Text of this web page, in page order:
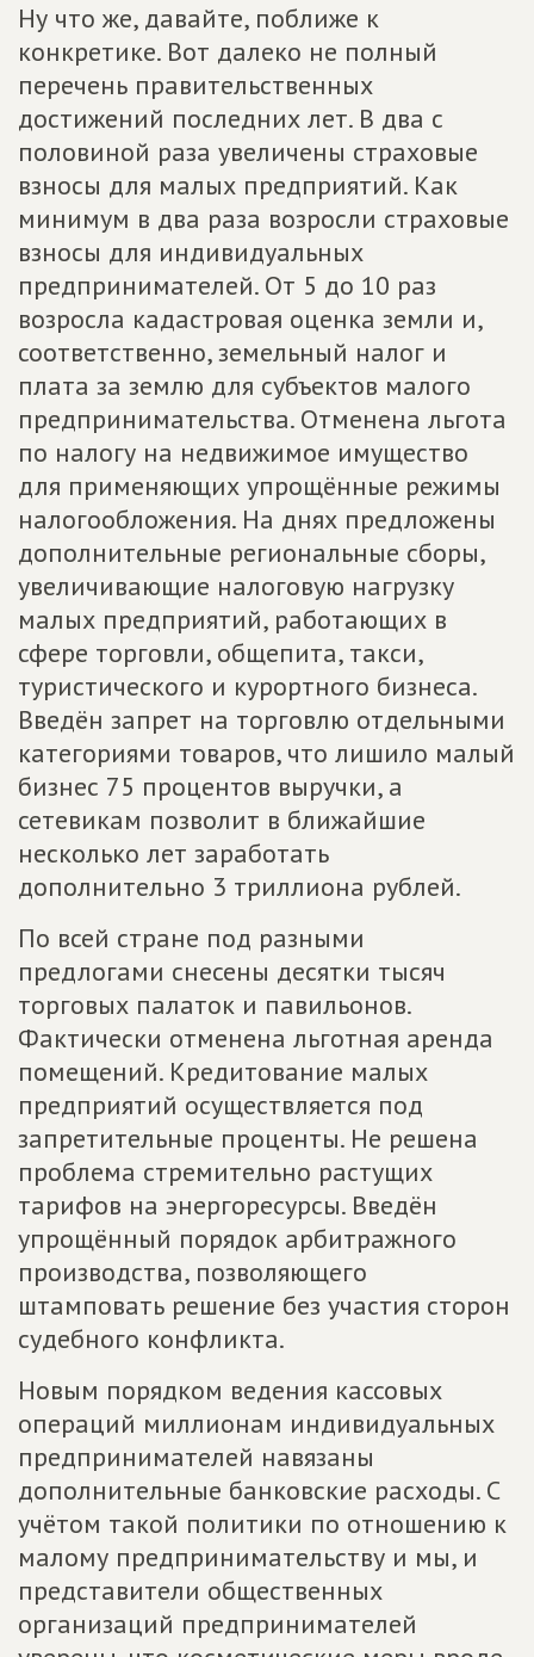
Ну что же, давайте, поближе к
конкретике. Вот далеко не полный
перечень правительственных
достижений последних лет. В два с
половиной раза увеличены страховые
взносы для малых предприятий. Как
минимум в два раза возросли страховые
взносы для индивидуальных
предпринимателей. От 5 до 10 раз
возросла кадастровая оценка земли и,
соответственно, земельный налог и
плата за землю для субъектов малого
предпринимательства. Отменена льгота
по налогу на недвижимое имущество
для применяющих упрощённые режимы
налогообложения. На днях предложены
дополнительные региональные сборы,
увеличивающие налоговую нагрузку
малых предприятий, работающих в
сфере торговли, общепита, такси,
туристического и курортного бизнеса.
Введён запрет на торговлю отдельными
категориями товаров, что лишило малый
бизнес 75 процентов выручки, а
сетевикам позволит в ближайшие
несколько лет заработать
дополнительно 3 триллиона рублей.
По всей стране под разными
предлогами снесены десятки тысяч
торговых палаток и павильонов.
Фактически отменена льготная аренда
помещений. Кредитование малых
предприятий осуществляется под
запретительные проценты. Не решена
проблема стремительно растущих
тарифов на энергоресурсы. Введён
упрощённый порядок арбитражного
производства, позволяющего
штамповать решение без участия сторон
судебного конфликта.
Новым порядком ведения кассовых
операций миллионам индивидуальных
предпринимателей навязаны
дополнительные банковские расходы. С
учётом такой политики по отношению к
малому предпринимательству и мы, и
представители общественных
организаций предпринимателей